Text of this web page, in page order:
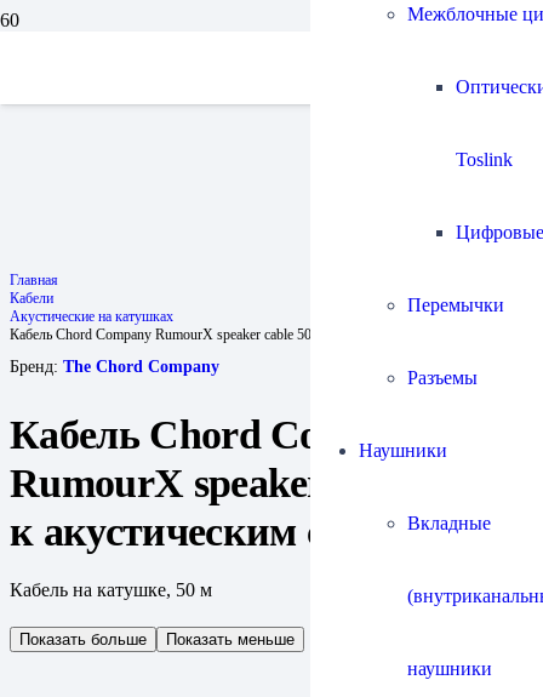
Межблочные
Toslink
Цифровые
Перемычки
Разъемы
Наушники
Вкладные
наушники
Главная
Кабели
Акустические на катушках
Кабель Chord Company RumourX speaker cable 50m / к акустическим системам
Бренд: The Chord Company
Кабель Chord Company
RumourX speaker cable 50m /
к акустическим системам
Кабель на катушке, 50 м
Показать больше Показать меньше